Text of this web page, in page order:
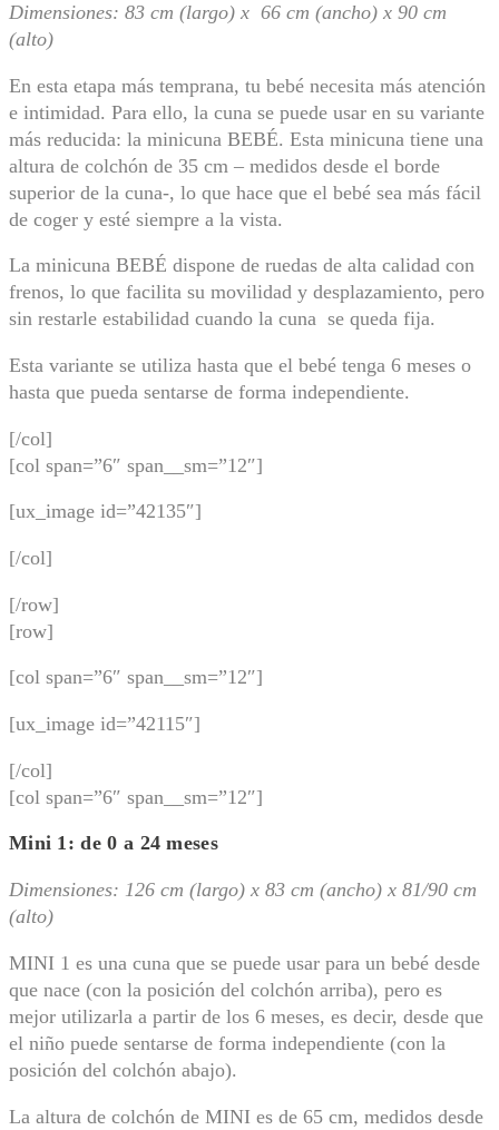
Dimensiones: 83 cm (largo) x 66 cm (ancho) x 90 cm
(alto)
En esta etapa más temprana, tu bebé necesita más atención
e intimidad. Para ello, la cuna se puede usar en su variante
más reducida: la minicuna BEBÉ. Esta minicuna tiene una
altura de colchón de 35 cm – medidos desde el borde
superior de la cuna-, lo que hace que el bebé sea más fácil
de coger y esté siempre a la vista.
La minicuna BEBÉ dispone de ruedas de alta calidad con
frenos, lo que facilita su movilidad y desplazamiento, pero
sin restarle estabilidad cuando la cuna se queda fija.
Esta variante se utiliza hasta que el bebé tenga 6 meses o
hasta que pueda sentarse de forma independiente.
[/col]
[col span=”6″ span__sm=”12″]
[ux_image id=”42135″]
[/col]
[/row]
[row]
[col span=”6″ span__sm=”12″]
[ux_image id=”42115″]
[/col]
[col span=”6″ span__sm=”12″]
Mini 1: de 0 a 24 meses
Dimensiones: 126 cm (largo) x 83 cm (ancho) x 81/90 cm
(alto)
MINI 1 es una cuna que se puede usar para un bebé desde
que nace (con la posición del colchón arriba), pero es
mejor utilizarla a partir de los 6 meses, es decir, desde que
el niño puede sentarse de forma independiente (con la
posición del colchón abajo).
La altura de colchón de MINI es de 65 cm, medidos desde